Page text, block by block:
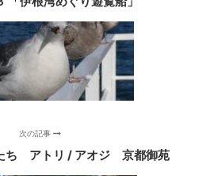
次の記事
ち アトリ / アオジ 京都御苑